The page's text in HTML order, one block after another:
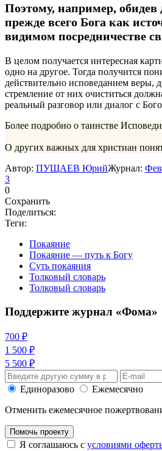
Поэтому, например,
прежде всего Бога как
видимом посредничестве
В целом получается интересная
одно на другое. Тогда получится
действительно исповеданием веры,
стремление от них очиститься
реальный разговор или диалог с
Более подробно о таинстве
О других важных для христиан
Автор: ПУЩАЕВ ЮрийЖурнал:
3
0
Сохранить
Поделиться:
Теги:
Покаяние
Покаяние — путь к Богу
Суть покаяния
Толковый словарь
Толковый словарь
Поддержите журнал «Фома»
700 ₽
1 500 ₽
5 500 ₽
Единоразово
Ежемесячно
Отменить ежемесячное
Помочь проекту
Я соглашаюсь с условиями